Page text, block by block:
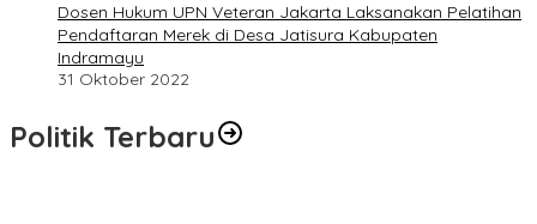
Dosen Hukum UPN Veteran Jakarta Laksanakan Pelatihan
Pendaftaran Merek di Desa Jatisura Kabupaten
Indramayu
31 Oktober 2022
Politik Terbaru